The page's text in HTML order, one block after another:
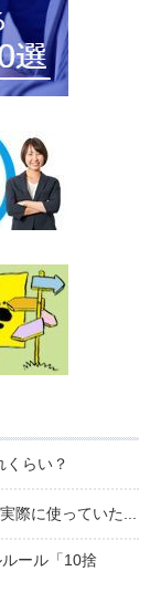
くらい？
際に使っていた...
ール「10捨